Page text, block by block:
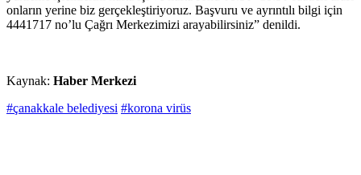
onların yerine biz gerçekleştiriyoruz. Başvuru ve ayrıntılı bilgi için
4441717 no’lu Çağrı Merkezimizi arayabilirsiniz” denildi.
Kaynak: Haber Merkezi
#çanakkale belediyesi #korona virüs